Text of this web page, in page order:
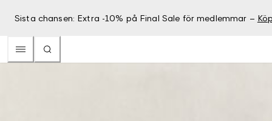
Sista chansen: Extra -10% på Final Sale för medlemmar –